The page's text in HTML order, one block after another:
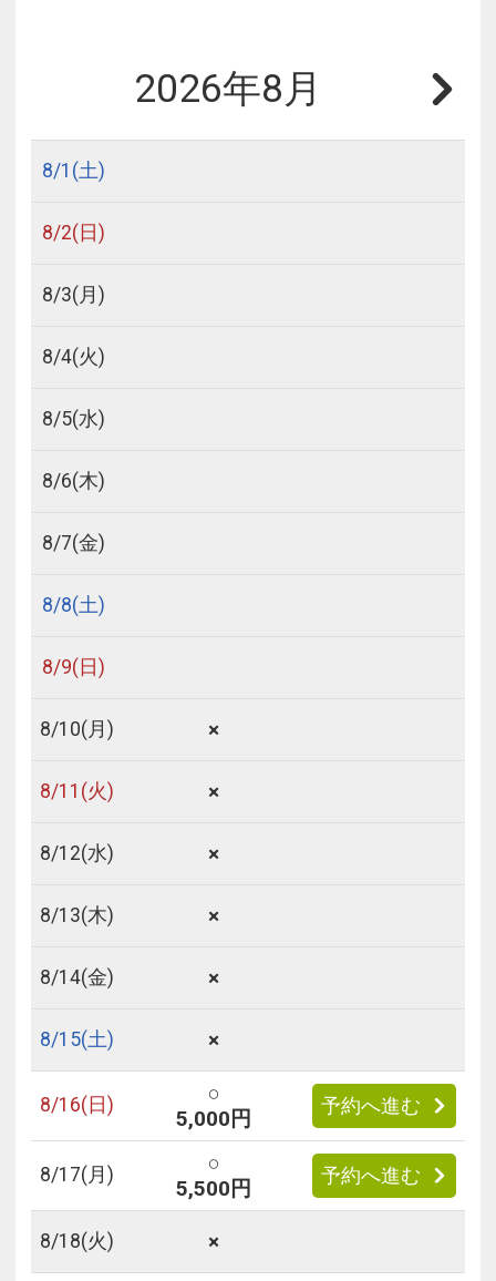
2026年8月
8/1 (土)
8/2(日)
8/3(月)
8/4(火)
8/5(水)
8/6(木)
8/7(金)
8/8(土)
8/9(日)
8/10(月) ×
8/11 (火) ×
8/12(水) ×
8/13(木) ×
8/14(金) ×
8/15(土) ×
8/16(日)
○
5,000円
予約へ進む
8/17(月)
○
5,500円
予約へ進む
8/18(火) ×